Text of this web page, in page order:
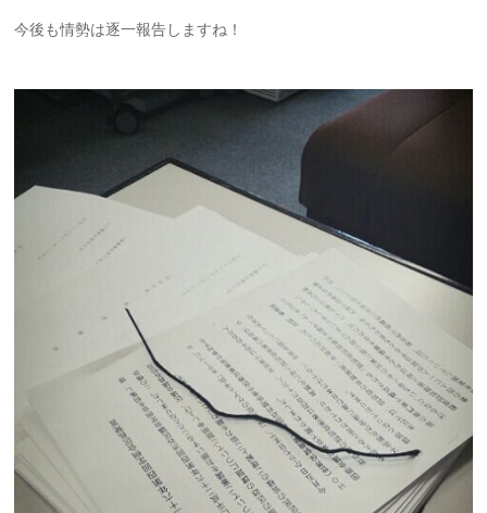
今後も情勢は逐一報告しますね！